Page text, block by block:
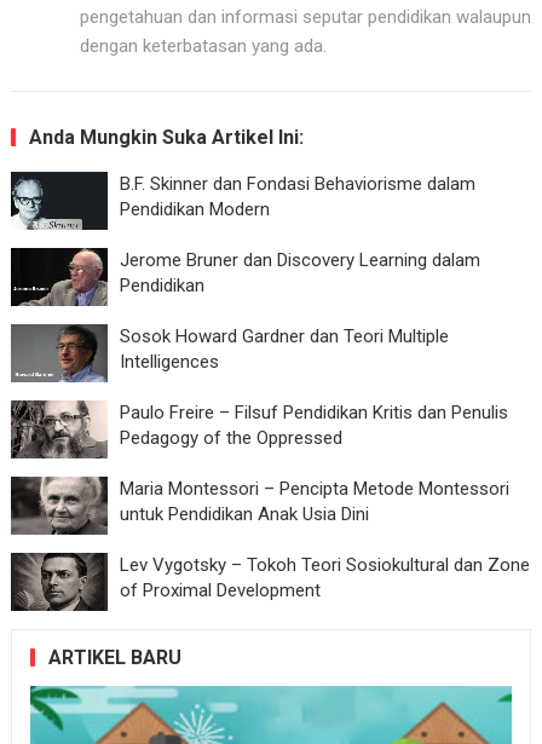
pengetahuan dan informasi seputar pendidikan walaupun
dengan keterbatasan yang ada.
Anda Mungkin Suka Artikel Ini:
B.F. Skinner dan Fondasi Behaviorisme dalam
Pendidikan Modern
Jerome Bruner dan Discovery Learning dalam
Pendidikan
Sosok Howard Gardner dan Teori Multiple
Intelligences
Paulo Freire – Filsuf Pendidikan Kritis dan Penulis
Pedagogy of the Oppressed
Maria Montessori – Pencipta Metode Montessori
untuk Pendidikan Anak Usia Dini
Lev Vygotsky – Tokoh Teori Sosiokultural dan Zone
of Proximal Development
ARTIKEL BARU